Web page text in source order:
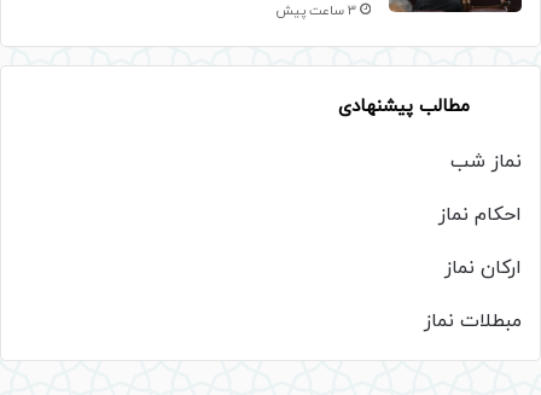
3 ساعت پیش
مطالب پیشنهادی
نماز شب
احکام نماز
ارکان نماز
مبطلات نماز